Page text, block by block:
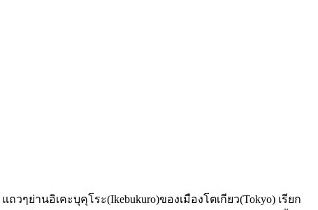
แถวๆย่านอิเคะบุคุโระ(Ikebukuro)ของเมืองโตเกียว(Tokyo) เรียก